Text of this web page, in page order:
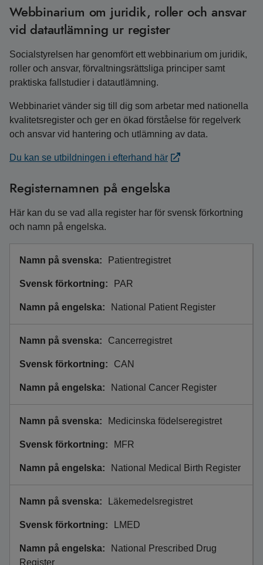
Webbinarium om juridik, roller och ansvar
vid datautlämning ur register
Socialstyrelsen har genomfört ett webbinarium om juridik,
roller och ansvar, förvaltningsrättsliga principer samt
praktiska fallstudier i datautlämning.
Webbinariet vänder sig till dig som arbetar med nationella
kvalitetsregister och ger en ökad förståelse för regelverk
och ansvar vid hantering och utlämning av data.
Du kan se utbildningen i efterhand här
Registernamnen på engelska
Här kan du se vad alla register har för svensk förkortning
och namn på engelska.
Patientregistret
PAR
National Patient Register
Cancerregistret
CAN
National Cancer Register
Medicinska födelseregistret
MFR
National Medical Birth Register
Läkemedelsregistret
LMED
National Prescribed Drug
Register